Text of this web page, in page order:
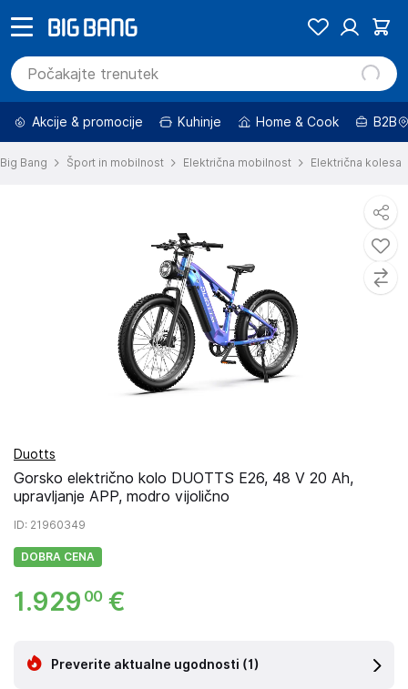
Akcije & promocije Kuhinje Home & Cook B2B
Big Bang Šport in mobilnost Električna mobilnost Električna kolesa
Duotts
Gorsko električno kolo DUOTTS E26, 48 V 20 Ah,
upravljanje APP, modro vijolično
ID: 21960349
DOBRA CENA
1.929 00 €
Preverite aktualne ugodnosti (1)